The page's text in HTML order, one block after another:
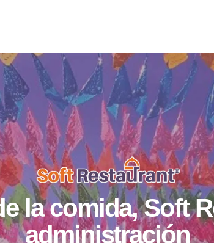
la comida, Soft
administración